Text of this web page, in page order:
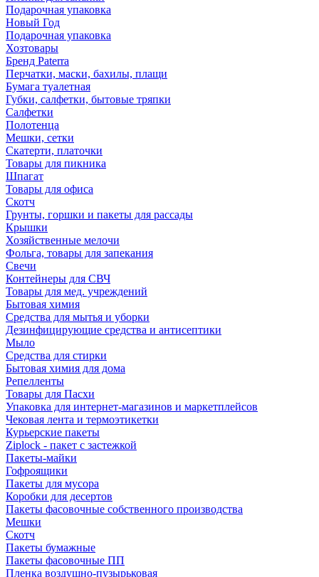
Подарочная упаковка
Новый Год
Подарочная упаковка
Хозтовары
Бренд Paterra
Перчатки, маски, бахилы, плащи
Бумага туалетная
Губки, салфетки, бытовые тряпки
Салфетки
Полотенца
Мешки, сетки
Скатерти, платочки
Товары для пикника
Шпагат
Товары для офиса
Скотч
Грунты, горшки и пакеты для рассады
Крышки
Хозяйственные мелочи
Фольга, товары для запекания
Свечи
Контейнеры для СВЧ
Товары для мед. учреждений
Бытовая химия
Средства для мытья и уборки
Дезинфицирующие средства и антисептики
Мыло
Средства для стирки
Бытовая химия для дома
Репелленты
Товары для Пасхи
Упаковка для интернет-магазинов и маркетплейсов
Чековая лента и термоэтикетки
Курьерские пакеты
Ziplock - пакет с застежкой
Пакеты-майки
Гофроящики
Пакеты для мусора
Коробки для десертов
Пакеты фасовочные собственного производства
Мешки
Скотч
Пакеты бумажные
Пакеты фасовочные ПП
Пленка воздушно-пузырьковая